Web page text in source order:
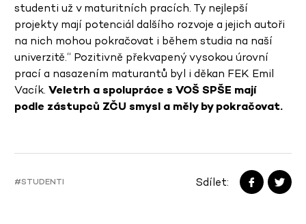
studenti už v maturitních pracích. Ty nejlepší
projekty mají potenciál dalšího rozvoje a jejich autoři
na nich mohou pokračovat i během studia na naší
univerzitě.“ Pozitivně překvapený vysokou úrovní
prací a nasazením maturantů byl i děkan FEK Emil
Vacík. Veletrh a spolupráce s VOŠ SPŠE mají
podle zástupců ZČU smysl a měly by pokračovat.
#STUDENTI Sdílet: